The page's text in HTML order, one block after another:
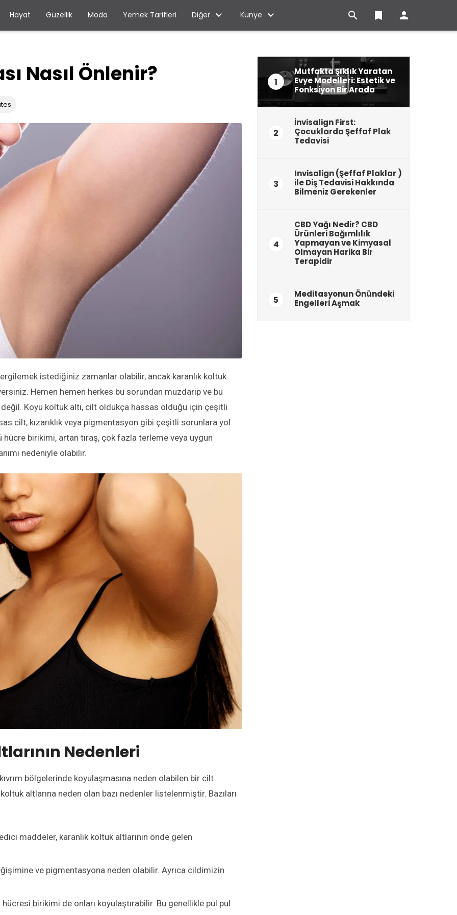
Hayat Güzellik Moda Yemek Tarifleri Diğer Künye  bookmark 
Nasıl Önlenir?
istediğiniz zamanlar olabilir, ancak karanlık koltuk
Hemen hemen herkes bu sorundan muzdarip ve bu
Koyu koltuk altı, cilt oldukça hassas olduğu için çeşitli
cilt, kızarıklık veya pigmentasyon gibi çeşitli sorunlara yol
hücre birikimi, artan tıraş, çok fazla terleme veya uygun
nedeniyle olabilir.
Nedenleri
bölgelerinde koyulaşmasına neden olabilen bir cilt
koltuk altlarına neden olan bazı nedenler listelenmiştir. Bazıları
maddeler, karanlık koltuk altlarının önde gelen
ve pigmentasyona neden olabilir. Ayrıca cildimizin
birikimi de onları koyulaştırabilir. Bu genellikle pul pul
1
Mutfakta Şıklık Yaratan
Evye Modelleri: Estetik ve
Fonksiyon Bir Arada
2
İnvisalign First:
Çocuklarda Şeffaf Plak
Tedavisi
3
Invisalign (Şeffaf Plaklar )
ile Diş Tedavisi Hakkında
Bilmeniz Gerekenler
4
CBD Yağı Nedir? CBD
Ürünleri Bağımlılık
Yapmayan ve Kimyasal
Olmayan Harika Bir
Terapidir
5
Meditasyonun Önündeki
Engelleri Aşmak